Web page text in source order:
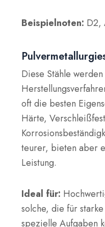
Beispielnoten: D2,
Diese Stähle
oft die besten
Härte,
teurer, bieten aber
Leistung.
Ideal für:
solche, die für
spezielle Aufgaben